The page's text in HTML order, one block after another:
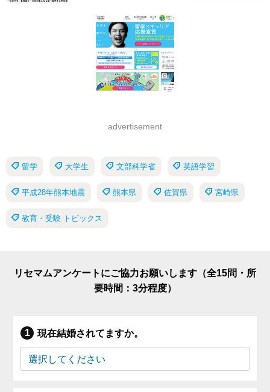
advertisement
留学 大学生 文部科学省 英語学習
平成28年熊本地震 熊本県 佐賀県 宮崎県
教育・受験 トピックス
リセマムアンケートにご協力お願いします（全15問・所
要時間：3分程度）
現在結婚されてますか。